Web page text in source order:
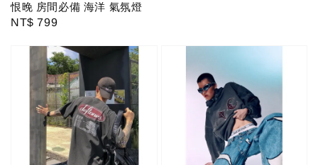
恨晚 房間必備 海洋 氣氛燈
Regular
NT$ 799